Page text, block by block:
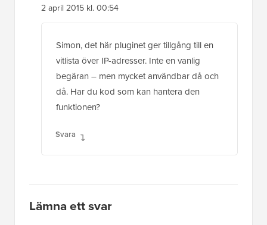
2 april 2015 kl. 00:54
Simon, det här pluginet ger tillgång till en
vitlista över IP-adresser. Inte en vanlig
begäran – men mycket användbar då och
då. Har du kod som kan hantera den
funktionen?
Svara
Lämna ett svar